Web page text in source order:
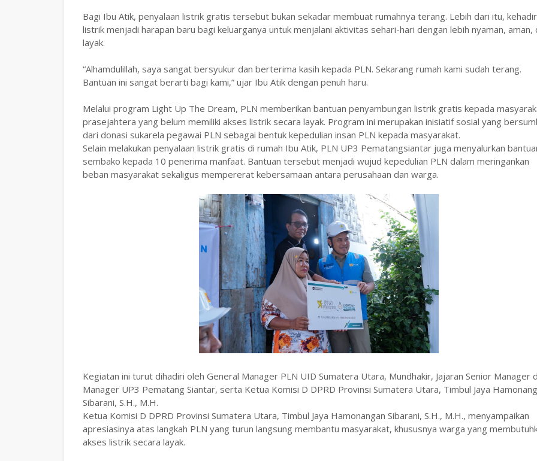
Bagi Ibu Atik, penyalaan listrik gratis tersebut bukan sekadar membuat rumahnya terang. Lebih dari itu,
listrik menjadi harapan baru bagi keluarganya untuk menjalani aktivitas sehari-hari dengan lebih nyaman, aman,
layak.
“Alhamdulillah, saya sangat bersyukur dan berterima kasih kepada PLN. Sekarang rumah kami sudah terang.
Bantuan ini sangat berarti bagi kami,” ujar Ibu Atik dengan penuh haru.
Melalui program Light Up The Dream, PLN memberikan bantuan penyambungan listrik gratis kepada
prasejahtera yang belum memiliki akses listrik secara layak. Program ini merupakan inisiatif sosial yang
dari donasi sukarela pegawai PLN sebagai bentuk kepedulian insan PLN kepada masyarakat.
Selain melakukan penyalaan listrik gratis di rumah Ibu Atik, PLN UP3 Pematangsiantar juga menyalurkan
sembako kepada 10 penerima manfaat. Bantuan tersebut menjadi wujud kepedulian PLN dalam meringankan
beban masyarakat sekaligus mempererat kebersamaan antara perusahaan dan warga.
Kegiatan ini turut dihadiri oleh General Manager PLN UID Sumatera Utara, Mundhakir, Jajaran Senior Manager
Manager UP3 Pematang Siantar, serta Ketua Komisi D DPRD Provinsi Sumatera Utara, Timbul Jaya
Sibarani, S.H., M.H.
Ketua Komisi D DPRD Provinsi Sumatera Utara, Timbul Jaya Hamonangan Sibarani, S.H., M.H., menyampaikan
apresiasinya atas langkah PLN yang turun langsung membantu masyarakat, khususnya warga yang
akses listrik secara layak.